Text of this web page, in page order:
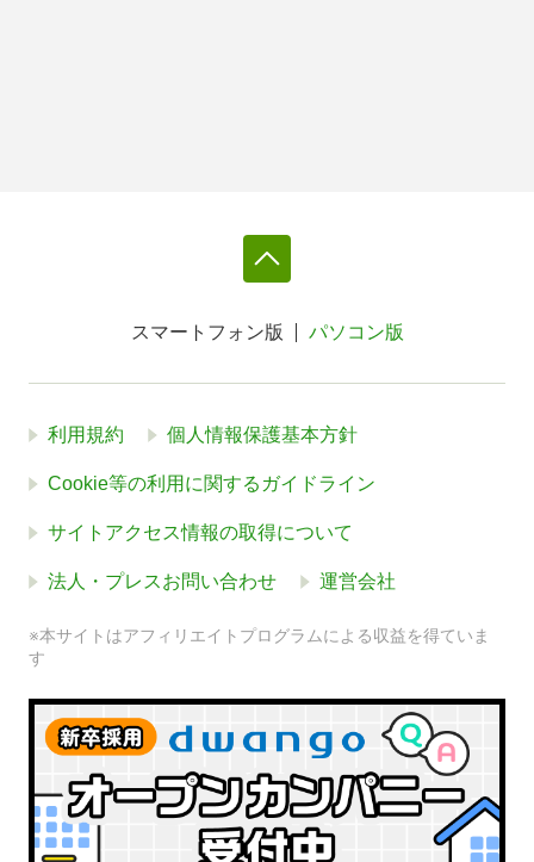
スマートフォン版 パソコン版
利用規約 個人情報保護基本方針
Cookie等の利用に関するガイドライン
サイトアクセス情報の取得について
法人・プレスお問い合わせ 運営会社
※本サイトはアフィリエイトプログラムによる収益を得ていま
す